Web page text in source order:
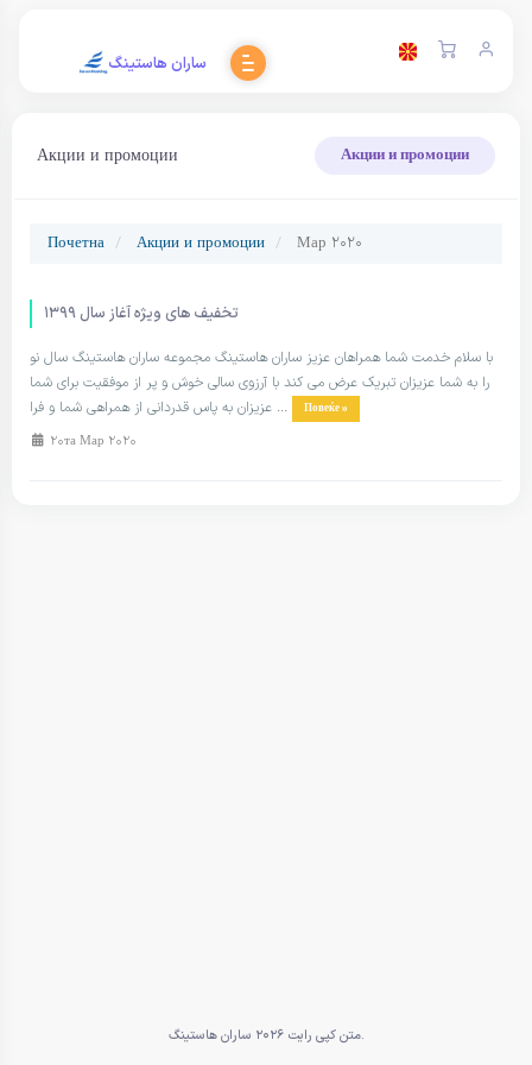
ساران هاستینگ
Акции и промоции Акции и промоции
Почетна Акции и промоции Мар 2020
تخفیف های ویژه آغاز سال ۱۳۹۹
با سلام خدمت شما همراهان عزیز ساران هاستینگ مجموعه ساران هاستینگ سال نو
را به شما عزیزان تبریک عرض می کند با آرزوی سالی خوش و پر از موفقیت برای شما
عزیزان به پاس قدردانی از همراهی شما و فرا ...
Повеќе »
20та Мар 2020
متن کپی رایت 2026 ساران هاستینگ.